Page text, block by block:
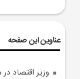
عناوین این صفحه
وزير اقتصاد